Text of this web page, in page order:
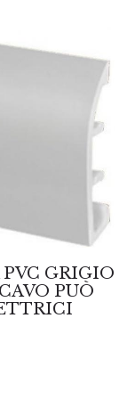
GRIGIO
PUÒ